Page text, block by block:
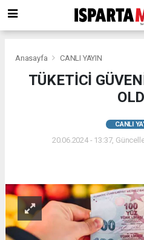
Anasayfa CANLI YAYIN
TÜKETİCİ
CANLI
20.06.2024 - 13:37,